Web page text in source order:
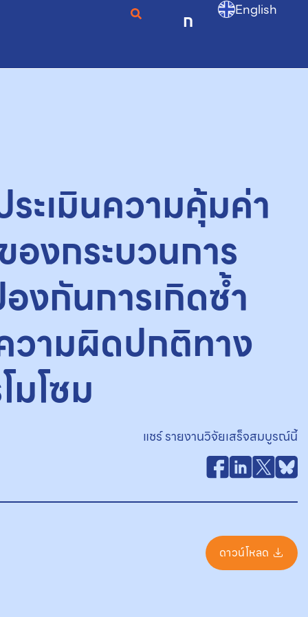
ก English
ะเมินความคุ้มค่า
องกระบวนการ
งกันการเกิดซ้ำ
ามผิดปกติทาง
มโซม
แชร์ รายงานวิจัยเสร็จสมบูรณ์นี้
ดาวน์โหลด